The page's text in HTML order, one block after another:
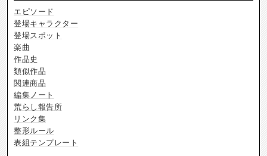
エピソード
登場キャラクター
登場スポット
楽曲
作品史
類似作品
関連商品
編集ノート
荒らし報告所
リンク集
整形ルール
表組テンプレート